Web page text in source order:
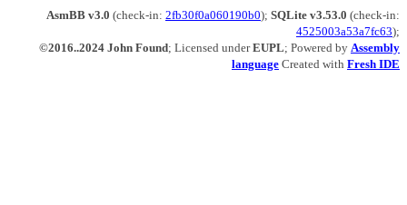
AsmBB v3.0 (check-in: 2fb30f0a060190b0); SQLite v3.53.0 (check-in:
4525003a53a7fc63);
©2016..2024 John Found; Licensed underEUPL; Powered by Assembly
language Created with Fresh IDE